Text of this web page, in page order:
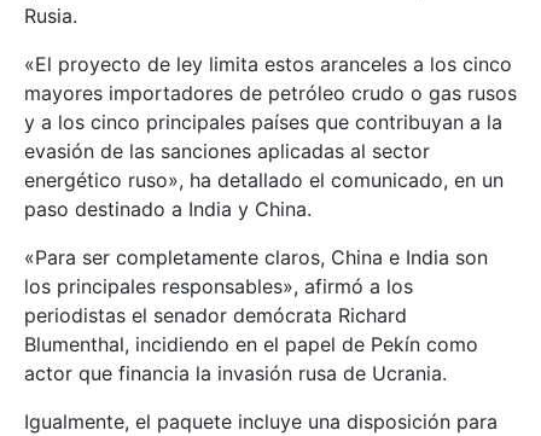
Rusia.
«El proyecto de ley limita estos aranceles a los cinco
mayores importadores de petróleo crudo o gas rusos
y a los cinco principales países que contribuyan a la
evasión de las sanciones aplicadas al sector
energético ruso», ha detallado el comunicado, en un
paso destinado a India y China.
«Para ser completamente claros, China e India son
los principales responsables», afirmó a los
periodistas el senador demócrata Richard
Blumenthal, incidiendo en el papel de Pekín como
actor que financia la invasión rusa de Ucrania.
Igualmente, el paquete incluye una disposición para